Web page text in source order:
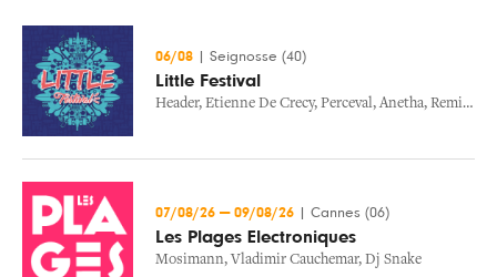
06/08 Seignosse (40)
Little Festival
Header, Etienne De Crecy, Perceval, Anetha, Remi Siku
07/08/26 — 09/08/26 Cannes (06)
Les Plages Electroniques
Mosimann, Vladimir Cauchemar, Dj Snake